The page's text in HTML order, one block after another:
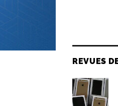
n’a pas
et
d’un
REVUES